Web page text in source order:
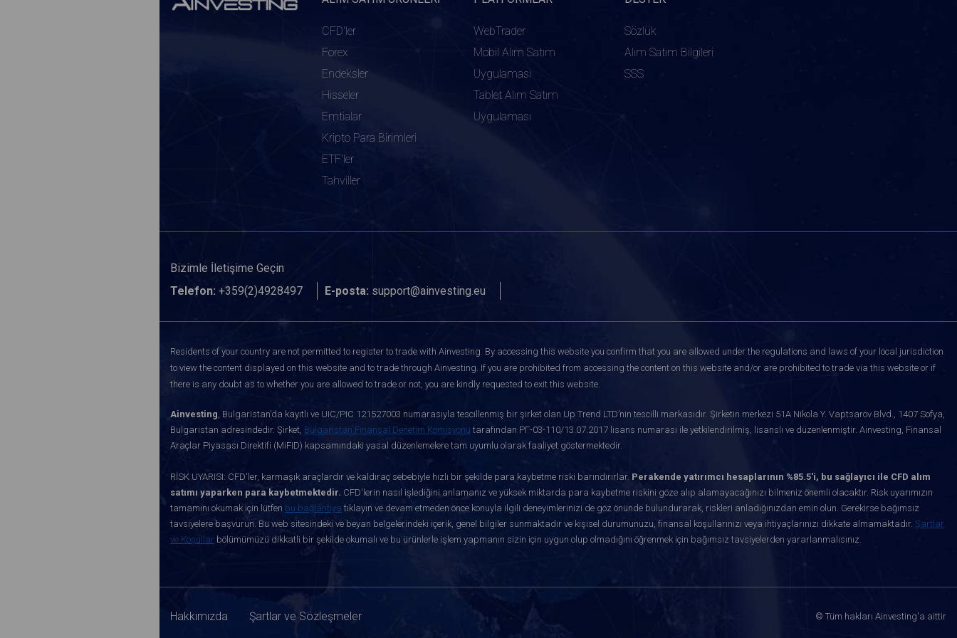
CFD'ler
Forex
Endeksler
Hisseler
Emtialar
Kripto Para Birimleri
ETF'ler
Tahviller
WebTrader
Mobil Alım Satım
Uygulaması
Tablet Alım Satım
Uygulaması
Sözlük
Alım Satım Bilgileri
SSS
Bizimle İletişime Geçin
Telefon: +359(2)4928497 E-posta: support@ainvesting.eu
Residents of your country are not permitted to register to trade with Ainvesting. By accessing this website you confirm that you are allowed under the regulations and laws of your local jurisdiction
to view the content displayed on this website and to trade through Ainvesting. If you are prohibited from accessing the content on this website and/or are prohibited to trade via this website or if
there is any doubt as to whether you are allowed to trade or not, you are kindly requested to exit this website.
Ainvesting, Bulgaristan’da kayıtlı ve UIC/PIC 121527003 numarasıyla tescillenmiş bir şirket olan Up Trend LTD’nin tescilli markasıdır. Şirketin merkezi 51A Nikola Y. Vaptsarov Blvd., 1407 Sofya,
Bulgaristan adresindedir. Şirket, Bulgaristan Finansal Denetim Komisyonu tarafından РГ-03-110/13.07.2017 lisans numarası ile yetkilendirilmiş, lisanslı ve düzenlenmiştir. Ainvesting, Finansal
Araçlar Piyasası Direktifi (MiFID) kapsamındaki yasal düzenlemelere tam uyumlu olarak faaliyet göstermektedir.
RİSK UYARISI: CFD'ler, karmaşık araçlardır ve kaldıraç sebebiyle hızlı bir şekilde para kaybetme riski barındırırlar. Perakende yatırımcı hesaplarının %85.5'i, bu sağlayıcı ile CFD alım
satımı yaparken para kaybetmektedir. CFD'lerin nasıl işlediğini anlamanız ve yüksek miktarda para kaybetme riskini göze alıp alamayacağınızı bilmeniz önemli olacaktır. Risk uyarımızın
tamamını okumak için lütfen bu bağlantıya tıklayın ve devam etmeden önce konuyla ilgili deneyimlerinizi de göz önünde bulundurarak, riskleri anladığınızdan emin olun. Gerekirse bağımsız
tavsiyelere başvurun. Bu web sitesindeki ve beyan belgelerindeki içerik, genel bilgiler sunmaktadır ve kişisel durumunuzu, finansal koşullarınızı veya ihtiyaçlarınızı dikkate almamaktadır. Şartlar
ve Koşullar bölümümüzü dikkatli bir şekilde okumalı ve bu ürünlerle işlem yapmanın sizin için uygun olup olmadığını öğrenmek için bağımsız tavsiyelerden yararlanmalısınız.
Hakkımızda Şartlar ve Sözleşmeler © Tüm hakları Ainvesting'a aittir